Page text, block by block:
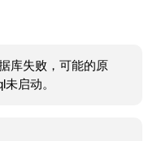
库失败，可能的原
启动。